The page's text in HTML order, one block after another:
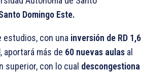
Domingo Este.
estudios, con una inversión de RD
, aportará más de 60 nuevas aulas al
superior, con lo cual